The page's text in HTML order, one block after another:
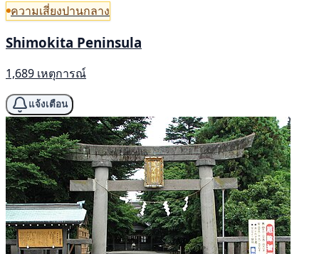
ความเสี่ยงปานกลาง
Shimokita Peninsula
1,689 เหตุการณ์
แจ้งเตือน